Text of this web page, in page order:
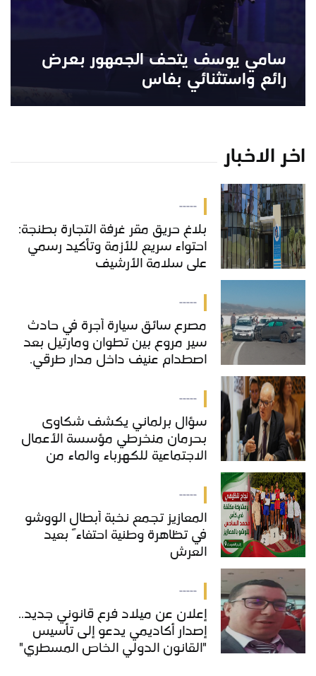
سامي يوسف يتحف الجمهور بعرض
رائع واستثنائي بفاس
اخر الاخبار
-----
بلاغ حريق مقر غرفة التجارة بطنجة:
احتواء سريع للأزمة وتأكيد رسمي
على سلامة الأرشيف
-----
مصرع سائق سيارة أجرة في حادث
سير مروع بين تطوان ومارتيل بعد
اصطدام عنيف داخل مدار طرقي.
-----
سؤال برلماني يكشف شكاوى
بحرمان منخرطي مؤسسة الأعمال
الاجتماعية للكهرباء والماء من
-----
المعازيز تجمع نخبة أبطال الووشو
في تظاهرة وطنية احتفاءً بعيد
العرش
-----
إعلان عن ميلاد فرع قانوني جديد..
إصدار أكاديمي يدعو إلى تأسيس
"القانون الدولي الخاص المسطري"